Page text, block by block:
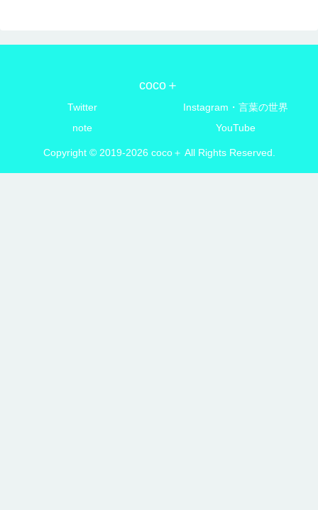
coco＋
Twitter
Instagram・言葉の世界
note
YouTube
Copyright © 2019-2026 coco＋ All Rights Reserved.